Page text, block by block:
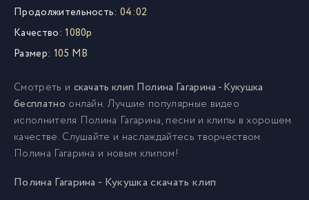
Продолжительность: 04:02
Качество: 1080p
Размер: 105 MB
Смотреть и скачать клип Полина Гагарина - Кукушка
бесплатно онлайн. Лучшие популярные видео
исполнителя Полина Гагарина, песни и клипы в хорошем
качестве. Слушайте и наслаждайтесь творчеством
Полина Гагарина и новым клипом!
Полина Гагарина - Кукушка скачать клип